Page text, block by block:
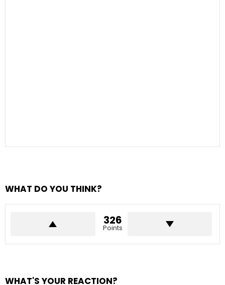
WHAT DO YOU THINK?
326
Points
WHAT'S YOUR REACTION?